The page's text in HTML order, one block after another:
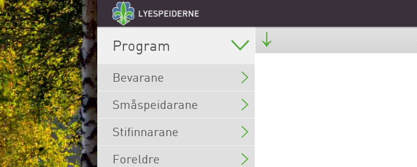
Program
Bevarane
Småspeidarane
Stifinnarane
Foreldre